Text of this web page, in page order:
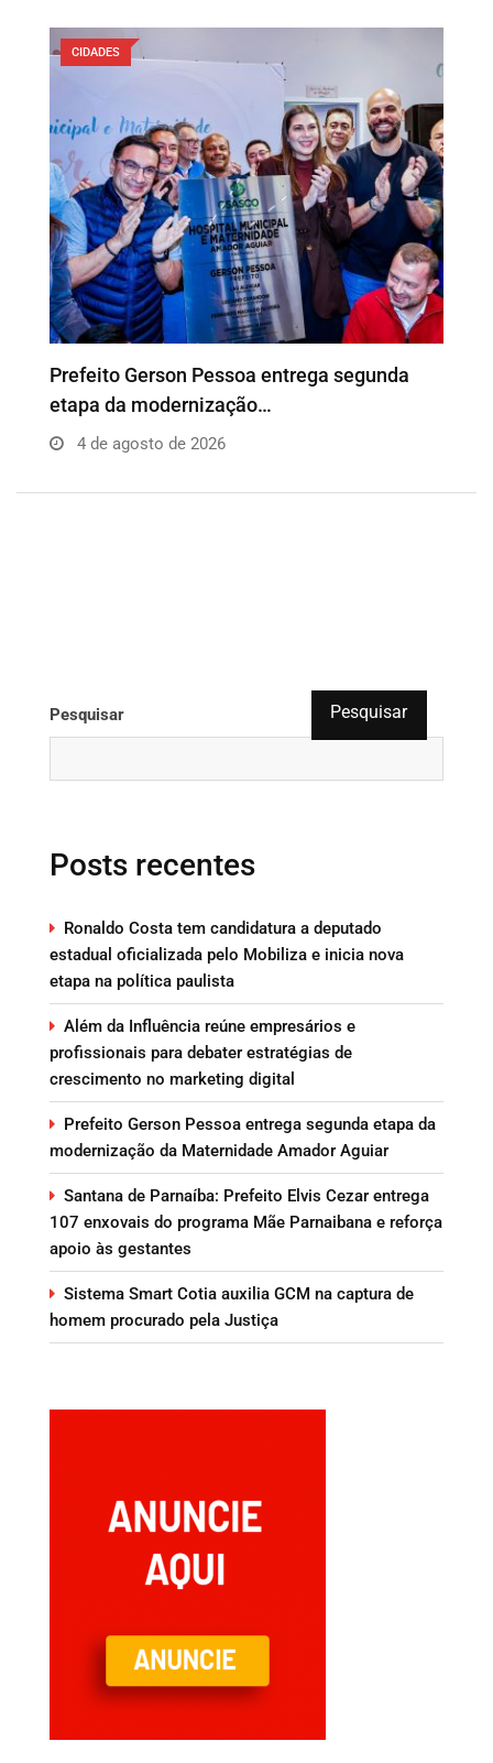
CIDADES
Prefeito Gerson Pessoa entrega segunda
etapa da modernização…
4 de agosto de 2026
Pesquisar Pesquisar
Posts recentes
Ronaldo Costa tem candidatura a deputado
estadual oficializada pelo Mobiliza e inicia nova
etapa na política paulista
Além da Influência reúne empresários e
profissionais para debater estratégias de
crescimento no marketing digital
Prefeito Gerson Pessoa entrega segunda etapa da
modernização da Maternidade Amador Aguiar
Santana de Parnaíba: Prefeito Elvis Cezar entrega
107 enxovais do programa Mãe Parnaibana e reforça
apoio às gestantes
Sistema Smart Cotia auxilia GCM na captura de
homem procurado pela Justiça